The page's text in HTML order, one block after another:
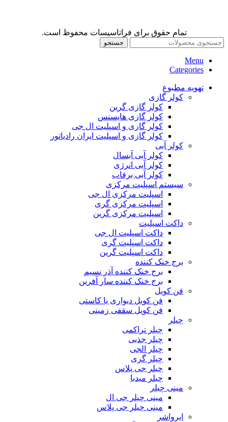
تمام حقوق برای فراتاسیسات محفوظ است.
جستجو
Menu
Categories
تهویه مطبوع
کولر گازی
کولر گازی گرین
کولر گازی هایسنس
کولر گازی و اسپلیت ال جی
کولر گازی و اسپلیت ایران رادیاتور
کولر آبی
کولر آبی آبسال
کولر آبی انرژی
کولر آبی برفاب
سیستم اسپلیت مرکزی
اسپلیت مرکزی ال جی
اسپلیت مرکزی گری
اسپلیت مرکزی گرین
داکت اسپلیت
داکت اسپلیت ال جی
داکت اسپلیت گری
داکت اسپلیت گرین
برج خنک کننده
برج خنک کننده آذر نسیم
برج خنک کننده سار آفرین
فن کویل
فن کویل دیواری یا کاستی
فن کویل سقفی زمینی
چیلر
چیلر تراکمی
چیلر جذبی
چیلر الجی
چیلر گری
چیلر جی پلاس
چیلر میدیا
مینی چیلر
مینی چیلر جی ال
مینی چیلر جی پلاس
ایرواشر